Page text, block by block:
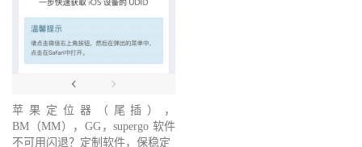
苹果定位器（尾插），
BM（MM），GG，supergo 软件
不可用闪退？定制软件，保稳定